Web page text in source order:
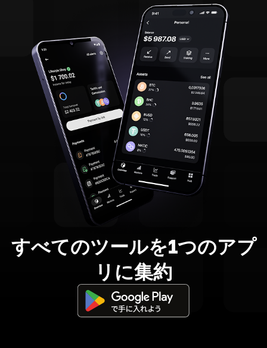
すべてのツールを1つのアプ
リに集約